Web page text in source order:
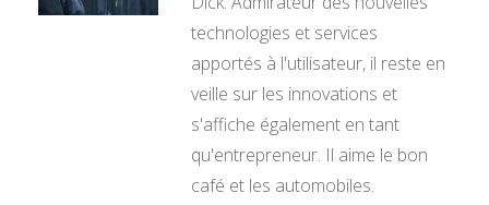
technologies et services
apportés à l'utilisateur, il reste en
veille sur les innovations et
s'affiche également en tant
qu'entrepreneur. Il aime le bon
café et les automobiles.